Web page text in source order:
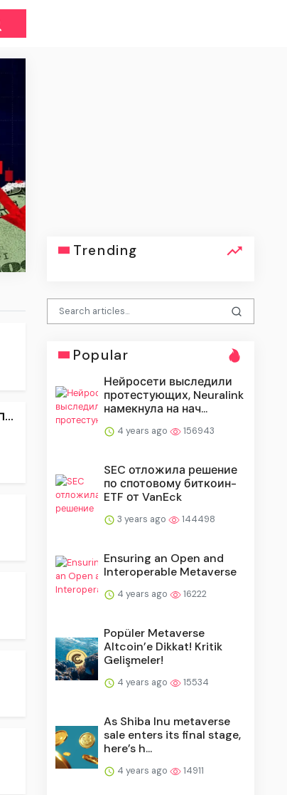
биткоин-кошелек перевел
Trending
Popular
Нейросети выследили
протестующих, Neuralink
намекнула на нач...
4 years ago 156943
SEC отложила решение
по спотовому биткоин-
ETF от VanEck
3 years ago 144498
Ensuring an Open and
Interoperable Metaverse
4 years ago 16222
Popüler Metaverse
Altcoin’e Dikkat! Kritik
Gelişmeler!
4 years ago 15534
As Shiba Inu metaverse
sale enters its final stage,
here’s h...
4 years ago 14911